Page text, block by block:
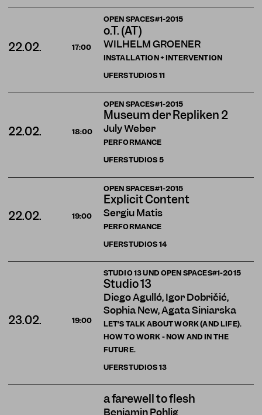
OPEN SPACES#1-2015
o.T. (AT)
WILHELM GROENER
INSTALLATION + INTERVENTION
22.02. 17:00
UFERSTUDIOS11
OPEN SPACES#1-2015
Museum der Repliken 2
July Weber
PERFORMANCE
22.02. 18:00
UFERSTUDIOS5
OPEN SPACES#1-2015
Explicit Content
Sergiu Matis
PERFORMANCE
22.02. 19:00
UFERSTUDIOS14
STUDIO 13 UND OPEN SPACES#1-2015
Studio 13
Diego Agulló, Igor Dobričić,
Sophia New, Agata Siniarska
LET‘S TALK ABOUT WORK (AND LIFE).
HOW TO WORK - NOW AND IN THE
FUTURE.
23.02. 19:00
UFERSTUDIOS13
a farewell to flesh
Benjamin Pohlig